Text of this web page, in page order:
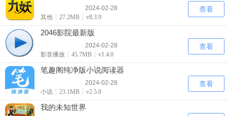
2024-02-28
其他
27.2MB v8.3.9
查看
2046影院最新版
2024-02-28
影音播放
45.7MB v1.4.0
查看
笔趣阁纯净版小说阅读器
2024-02-28
小说
23.1MB v2.5.0
查看
我的未知世界